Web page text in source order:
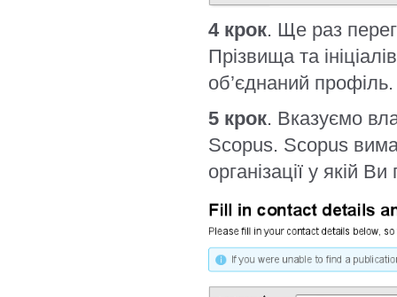
4 крок. Ще раз
Прізвища та
об’єднаний профіль.
5 крок. Вказуємо
Scopus. Scopus
організації у якій